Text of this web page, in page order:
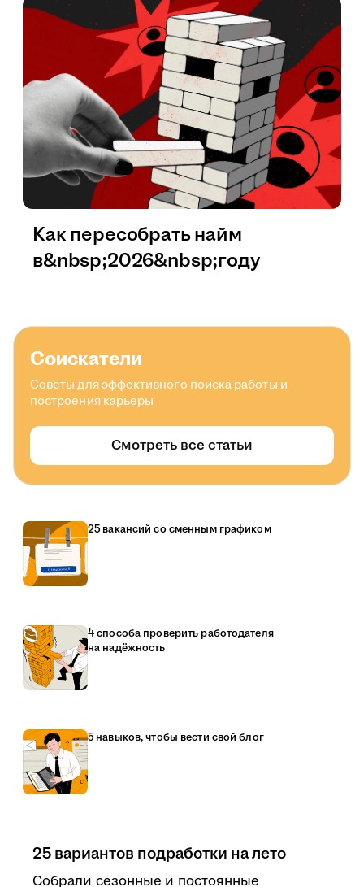
Как пересобрать найм
в&nbsp;2026&nbsp;году
Соискатели
Советы для эффективного поиска работы и
построения карьеры
Смотреть все статьи
25 вакансий со сменным графиком
4 способа проверить работодателя
на надёжность
5 навыков, чтобы вести свой блог
25 вариантов подработки на лето
Собрали сезонные и постоянные